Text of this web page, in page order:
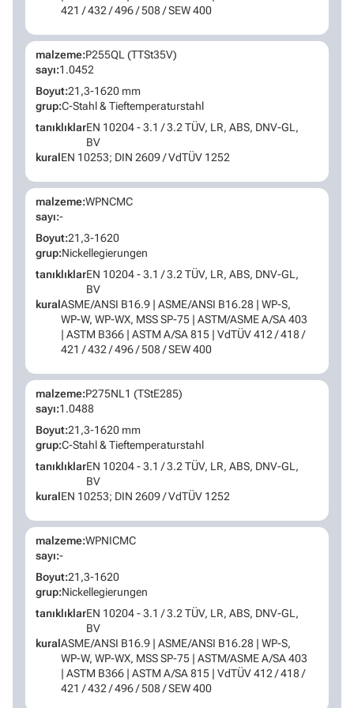
421 / 432 / 496 / 508 / SEW 400
malzeme:P255QL (TTSt35V)
sayı:1.0452
Boyut:21,3-1620 mm
grup:C-Stahl & Tieftemperaturstahl
tanıklıklarEN 10204 - 3.1 / 3.2 TÜV, LR, ABS, DNV-GL,
BV
kuralEN 10253; DIN 2609 / VdTÜV 1252
malzeme:WPNCMC
sayı:-
Boyut:21,3-1620
grup:Nickellegierungen
tanıklıklarEN 10204 - 3.1 / 3.2 TÜV, LR, ABS, DNV-GL,
BV
kuralASME/ANSI B16.9 | ASME/ANSI B16.28 | WP-S,
WP-W, WP-WX, MSS SP-75 | ASTM/ASME A/SA 403
| ASTM B366 | ASTM A/SA 815 | VdTÜV 412 / 418 /
421 / 432 / 496 / 508 / SEW 400
malzeme:P275NL1 (TStE285)
sayı:1.0488
Boyut:21,3-1620 mm
grup:C-Stahl & Tieftemperaturstahl
tanıklıklarEN 10204 - 3.1 / 3.2 TÜV, LR, ABS, DNV-GL,
BV
kuralEN 10253; DIN 2609 / VdTÜV 1252
malzeme:WPNICMC
sayı:-
Boyut:21,3-1620
grup:Nickellegierungen
tanıklıklarEN 10204 - 3.1 / 3.2 TÜV, LR, ABS, DNV-GL,
BV
kuralASME/ANSI B16.9 | ASME/ANSI B16.28 | WP-S,
WP-W, WP-WX, MSS SP-75 | ASTM/ASME A/SA 403
| ASTM B366 | ASTM A/SA 815 | VdTÜV 412 / 418 /
421 / 432 / 496 / 508 / SEW 400